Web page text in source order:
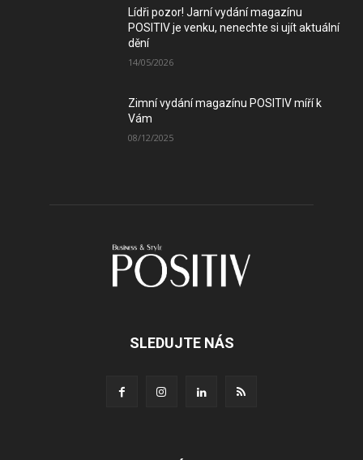
Lídři pozor! Jarní vydání magazínu
POSITIV je venku, nenechte si ujít aktuální
dění
14/05/2026
Zimní vydání magazínu POSITIV míří k
Vám
08/12/2025
SLEDUJTE NÁS